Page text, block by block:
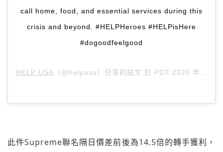
call home, food, and essential services during this
crisis and beyond. #HELPHeroes #HELPisHere
#dogoodfeelgood
HELP USA （@helpusa）分享的貼文 於 PDT 2020 年 5月 月 4 日 上午 6:02
此件Supreme聯名隔日價差前後為14.5倍的轉手獲利，